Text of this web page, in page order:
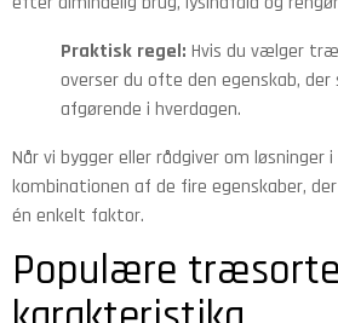
Praktisk regel: Hvis du vælger
overser du ofte den egenskab, der
afgørende i hverdagen.
Når vi bygger eller rådgiver om
kombinationen af de fire egenskaber,
én enkelt faktor.
Populære